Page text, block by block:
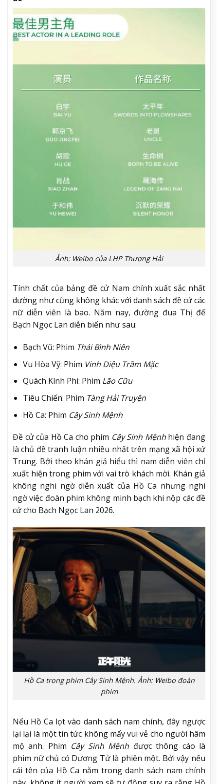
Ảnh: Weibo của LHP Thượng Hải
Tính chất của bảng đề cử Nam chính xuất sắc nhất
dường như cũng không khác với danh sách đề cử các
nữ diễn viên là bao. Năm nay, đường đua Thị đế
Bạch Ngọc Lan diễn biến như sau:
Bạch Vũ: Phim Thái Bình Niên
Vu Hòa Vỹ: Phim Vinh Diệu Trầm Mặc
Quách Kính Phi: Phim Lão Cữu
Tiêu Chiến: Phim Tàng Hải Truyện
Hồ Ca: Phim Cây Sinh Mệnh
Đề cử của Hồ Ca cho phim Cây Sinh Mệnhhiện đang
là chủ đề tranh luận nhiều nhất trên mạng xã hội xứ
Trung. Bởi theo khán giả hiểu thì nam diễn viên chỉ
xuất hiện trong phim với vai trò khách mời. Khán giả
không nghi ngờ diễn xuất của Hồ Ca nhưng nghi
ngờ việc đoàn phim không minh bạch khi nộp các đề
cử cho Bạch Ngọc Lan 2026.
Hồ Ca trong phim Cây Sinh Mệnh. Ảnh: Weibo đoàn
phim
Nếu Hồ Ca lọt vào danh sách nam chính, đây ngược
lại lại là một tin tức không mấy vui vẻ cho người hâm
mộ anh. Phim Cây Sinh Mệnh được thông cáo là
phim nữ chủ có Dương Tử là phiên một. Bởi vậy nếu
cái tên của Hồ Ca nằm trong danh sách nam chính